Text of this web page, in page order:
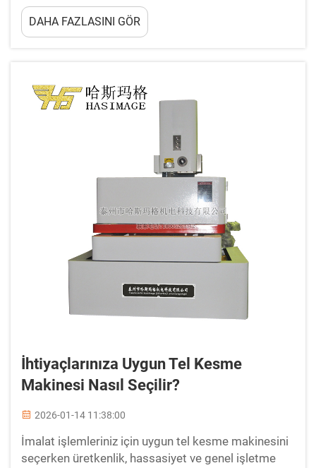
işleme teknikleri gerektirir. Modern kalıp yapımı,
karmaşık geometriler, daha dar toleranslar ve daha
hızlı dönüş süreleri konusunda artan taleplerle karşı
DAHA FAZLASINI GÖR
İhtiyaçlarınıza Uygun Tel Kesme
Makinesi Nasıl Seçilir?
2026-01-14 11:38:00
İmalat işlemleriniz için uygun tel kesme makinesini
seçerken üretkenlik, hassasiyet ve genel işletme